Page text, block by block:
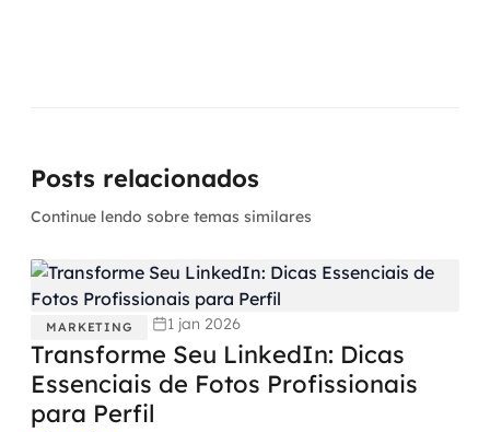
Posts relacionados
Continue lendo sobre temas similares
MARKETING 1 jan 2026
Transforme Seu LinkedIn: Dicas
Essenciais de Fotos Profissionais
para Perfil